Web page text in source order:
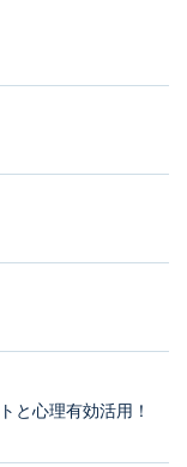
と心理有効活用！